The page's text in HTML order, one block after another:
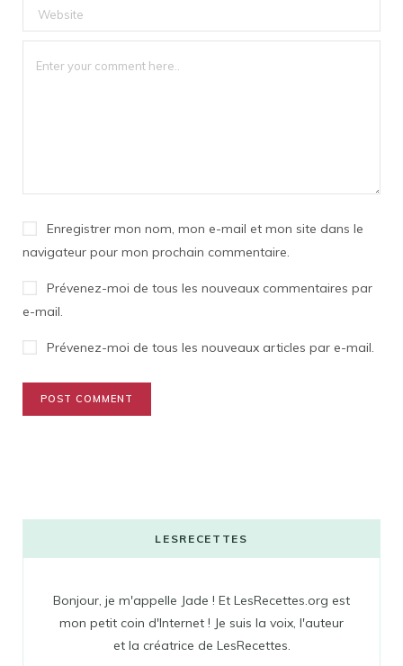
Enregistrer mon nom, mon e-mail et mon site dans le
navigateur pour mon prochain commentaire.
Prévenez-moi de tous les nouveaux commentaires par
e-mail.
Prévenez-moi de tous les nouveaux articles par e-mail.
LESRECETTES
Bonjour, je m'appelle Jade ! Et LesRecettes.org est
mon petit coin d'Internet ! Je suis la voix, l'auteur
et la créatrice de LesRecettes.